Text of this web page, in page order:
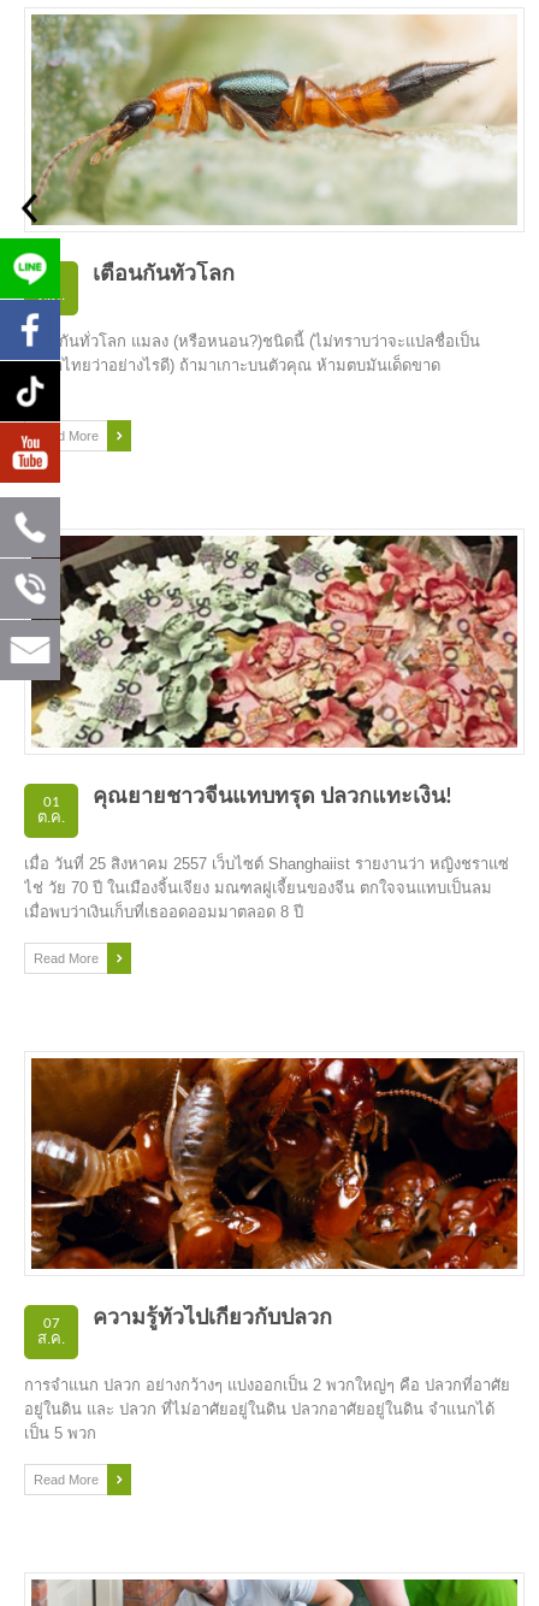
01
ต.ค.
เตือนกันทั่วโลก
เตือนกันทั่วโลก แมลง (หรือหนอน?)ชนิดนี้ (ไม่ทราบว่าจะแปลชื่อเป็น
ภาษาไทยว่าอย่างไรดี) ถ้ามาเกาะบนตัวคุณ ห้ามตบมันเด็ดขาด
Read More
01
ต.ค.
คุณยายชาวจีนแทบทรุด ปลวกแทะเงิน!
เมื่อ วันที่ 25 สิงหาคม 2557 เว็บไซต์ Shanghaiist รายงานว่า หญิงชราแซ่
ไช่ วัย 70 ปี ในเมืองจิ้นเจียง มณฑลฝูเจี้ยนของจีน ตกใจจนแทบเป็นลม
เมื่อพบว่าเงินเก็บที่เธออดออมมาตลอด 8 ปี
Read More
07
ส.ค.
ความรู้ทั่วไปเกี่ยวกับปลวก
การจำแนก ปลวก อย่างกว้างๆ แบ่งออกเป็น 2 พวกใหญ่ๆ คือ ปลวกที่อาศัย
อยู่ในดิน และ ปลวก ที่ไม่อาศัยอยู่ในดิน ปลวกอาศัยอยู่ในดิน จำแนกได้
เป็น 5 พวก
Read More